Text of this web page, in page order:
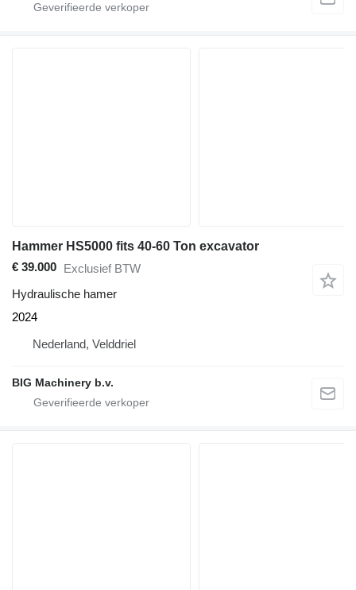
Hammer HS5000 fits 40-60 Ton excavator
€ 39.000 Exclusief BTW
Hydraulische hamer
2024
Nederland, Velddriel
BIG Machinery b.v.